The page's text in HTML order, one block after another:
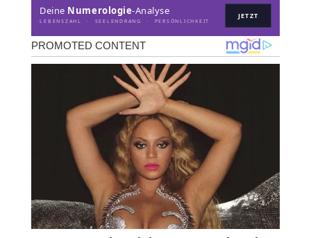
Deine Numerologie-Analyse
LEBENSZAHL · SEELENDRANG · PERSÖNLICHKEIT
JETZT